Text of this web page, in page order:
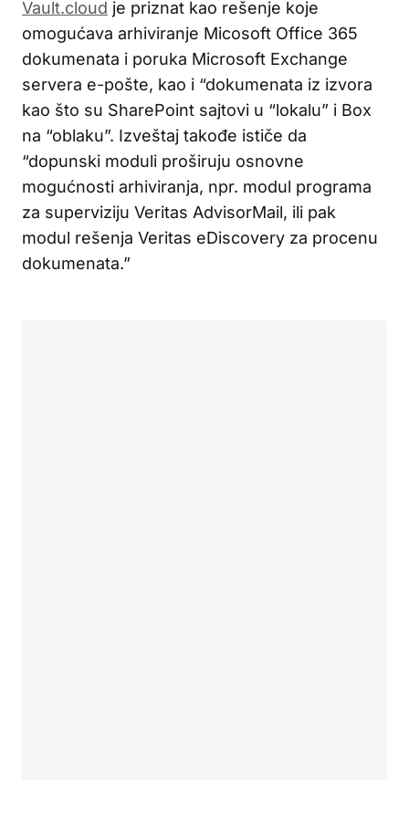
Vault.cloud je priznat kao rešenje koje
omogućava arhiviranje Micosoft Office 365
dokumenata i poruka Microsoft Exchange
servera e-pošte, kao i “dokumenata iz izvora
kao što su SharePoint sajtovi u “lokalu” i Box
na “oblaku”. Izveštaj takođe ističe da
“dopunski moduli proširuju osnovne
mogućnosti arhiviranja, npr. modul programa
za superviziju Veritas AdvisorMail, ili pak
modul rešenja Veritas eDiscovery za procenu
dokumenata.”